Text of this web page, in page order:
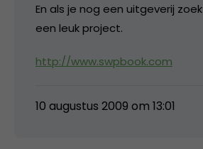
En als je nog een uitgeverij
een leuk project.
http://www.swpbook.com
10 augustus 2009 om 13:01